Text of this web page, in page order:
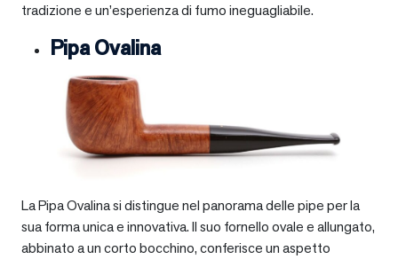
tradizione e un’esperienza di fumo ineguagliabile.
Pipa Ovalina
La Pipa Ovalina si distingue nel panorama delle pipe per la
sua forma unica e innovativa. Il suo fornello ovale e allungato,
abbinato a un corto bocchino, conferisce un aspetto